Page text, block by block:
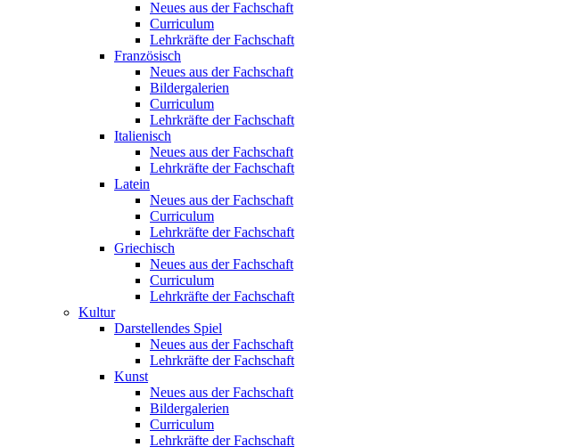
Neues aus der Fachschaft
Curriculum
Lehrkräfte der Fachschaft
Französisch
Neues aus der Fachschaft
Bildergalerien
Curriculum
Lehrkräfte der Fachschaft
Italienisch
Neues aus der Fachschaft
Lehrkräfte der Fachschaft
Latein
Neues aus der Fachschaft
Curriculum
Lehrkräfte der Fachschaft
Griechisch
Neues aus der Fachschaft
Curriculum
Lehrkräfte der Fachschaft
Kultur
Darstellendes Spiel
Neues aus der Fachschaft
Lehrkräfte der Fachschaft
Kunst
Neues aus der Fachschaft
Bildergalerien
Curriculum
Lehrkräfte der Fachschaft